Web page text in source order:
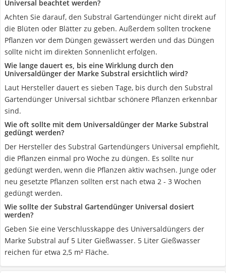
Universal beachtet werden?
Achten Sie darauf, den Substral Gartendünger nicht direkt auf
die Blüten oder Blätter zu geben. Außerdem sollten trockene
Pflanzen vor dem Düngen gewässert werden und das Düngen
sollte nicht im direkten Sonnenlicht erfolgen.
Wie lange dauert es, bis eine Wirklung durch den
Universaldünger der Marke Substral ersichtlich wird?
Laut Hersteller dauert es sieben Tage, bis durch den Substral
Gartendünger Universal sichtbar schönere Pflanzen erkennbar
sind.
Wie oft sollte mit dem Universaldünger der Marke Substral
gedüngt werden?
Der Hersteller des Substral Gartendüngers Universal empfiehlt,
die Pflanzen einmal pro Woche zu düngen. Es sollte nur
gedüngt werden, wenn die Pflanzen aktiv wachsen. Junge oder
neu gesetzte Pflanzen sollten erst nach etwa 2 - 3 Wochen
gedüngt werden.
Wie sollte der Substral Gartendünger Universal dosiert
werden?
Geben Sie eine Verschlusskappe des Universaldüngers der
Marke Substral auf 5 Liter Gießwasser. 5 Liter Gießwasser
reichen für etwa 2,5 m² Fläche.